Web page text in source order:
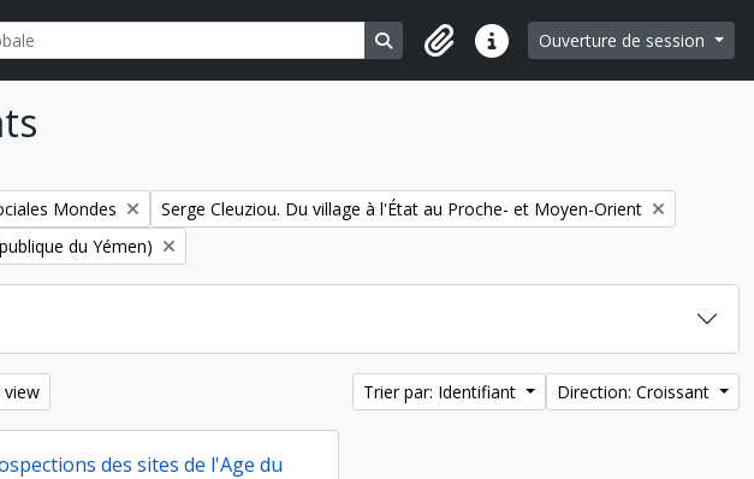
Search in browse page
Liens rapidesOuverture de session
Mondes Remove filter:
Serge Cleuziou. Du village à l'État au Proche- et Moyen-Orient
du Yémen)
view Trier par: Identifiant Direction: Croissant
des sites de l'Age du